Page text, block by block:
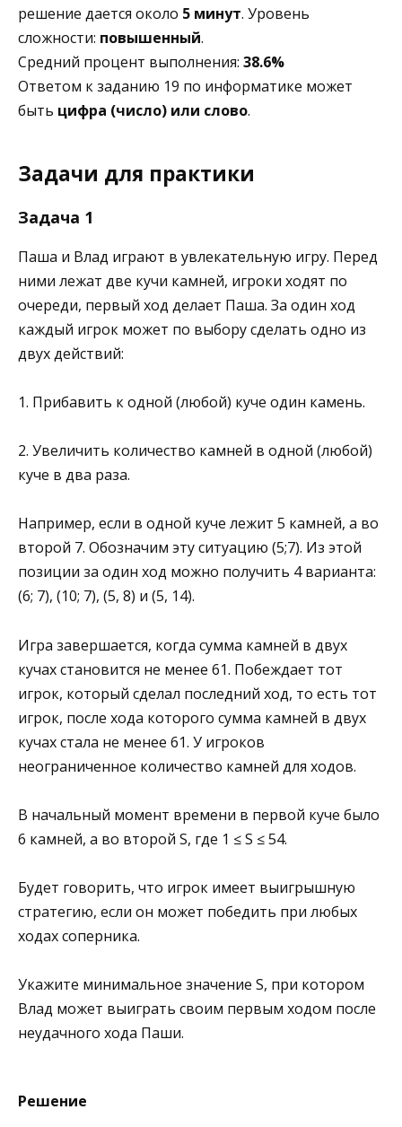
решение дается около 5 минут. Уровень
сложности: повышенный.
Средний процент выполнения: 38.6%
Ответом к заданию 19 по информатике может
быть цифра (число) или слово.
Задачи для практики
Задача 1
Паша и Влад играют в увлекательную игру. Перед
ними лежат две кучи камней, игроки ходят по
очереди, первый ход делает Паша. За один ход
каждый игрок может по выбору сделать одно из
двух действий:
1. Прибавить к одной (любой) куче один камень.
2. Увеличить количество камней в одной (любой)
куче в два раза.
Например, если в одной куче лежит 5 камней, а во
второй 7. Обозначим эту ситуацию (5;7). Из этой
позиции за один ход можно получить 4 варианта:
(6; 7), (10; 7), (5, 8) и (5, 14).
Игра завершается, когда сумма камней в двух
кучах становится не менее 61. Побеждает тот
игрок, который сделал последний ход, то есть тот
игрок, после хода которого сумма камней в двух
кучах стала не менее 61. У игроков
неограниченное количество камней для ходов.
В начальный момент времени в первой куче было
6 камней, а во второй S, где 1 ≤ S ≤ 54.
Будет говорить, что игрок имеет выигрышную
стратегию, если он может победить при любых
ходах соперника.
Укажите минимальное значение S, при котором
Влад может выиграть своим первым ходом после
неудачного хода Паши.
Решение